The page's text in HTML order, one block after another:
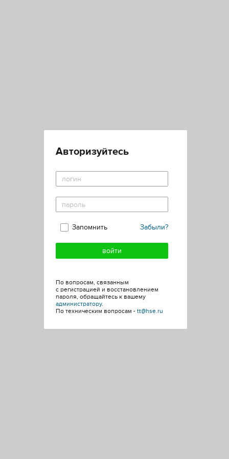
Авторизуйтесь
Забыли?
Запомнить
По вопросам, связанным
с регистрацией и восстановлением
пароля, обращайтесь к вашему
администратору.
По техническим вопросам - tt@hse.ru